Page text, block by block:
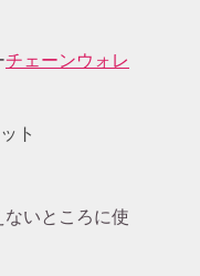
チェーンウォレ
ト
いところに使